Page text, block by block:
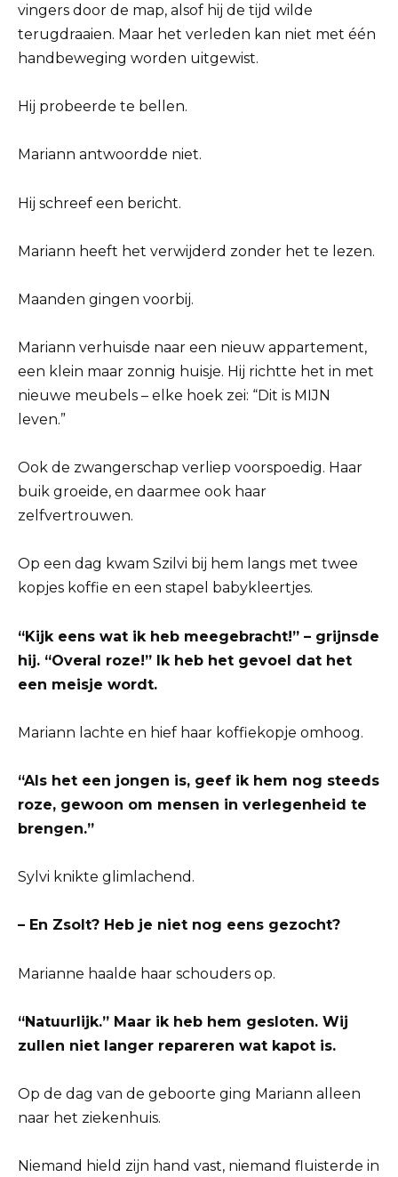
vingers door de map, alsof hij de tijd wilde
terugdraaien. Maar het verleden kan niet met één
handbeweging worden uitgewist.
Hij probeerde te bellen.
Mariann antwoordde niet.
Hij schreef een bericht.
Mariann heeft het verwijderd zonder het te lezen.
Maanden gingen voorbij.
Mariann verhuisde naar een nieuw appartement,
een klein maar zonnig huisje. Hij richtte het in met
nieuwe meubels – elke hoek zei: “Dit is MIJN
leven.”
Ook de zwangerschap verliep voorspoedig. Haar
buik groeide, en daarmee ook haar
zelfvertrouwen.
Op een dag kwam Szilvi bij hem langs met twee
kopjes koffie en een stapel babykleertjes.
“Kijk eens wat ik heb meegebracht!” – grijnsde
hij. “Overal roze!” Ik heb het gevoel dat het
een meisje wordt.
Mariann lachte en hief haar koffiekopje omhoog.
“Als het een jongen is, geef ik hem nog steeds
roze, gewoon om mensen in verlegenheid te
brengen.”
Sylvi knikte glimlachend.
– En Zsolt? Heb je niet nog eens gezocht?
Marianne haalde haar schouders op.
“Natuurlijk.” Maar ik heb hem gesloten. Wij
zullen niet langer repareren wat kapot is.
Op de dag van de geboorte ging Mariann alleen
naar het ziekenhuis.
Niemand hield zijn hand vast, niemand fluisterde in